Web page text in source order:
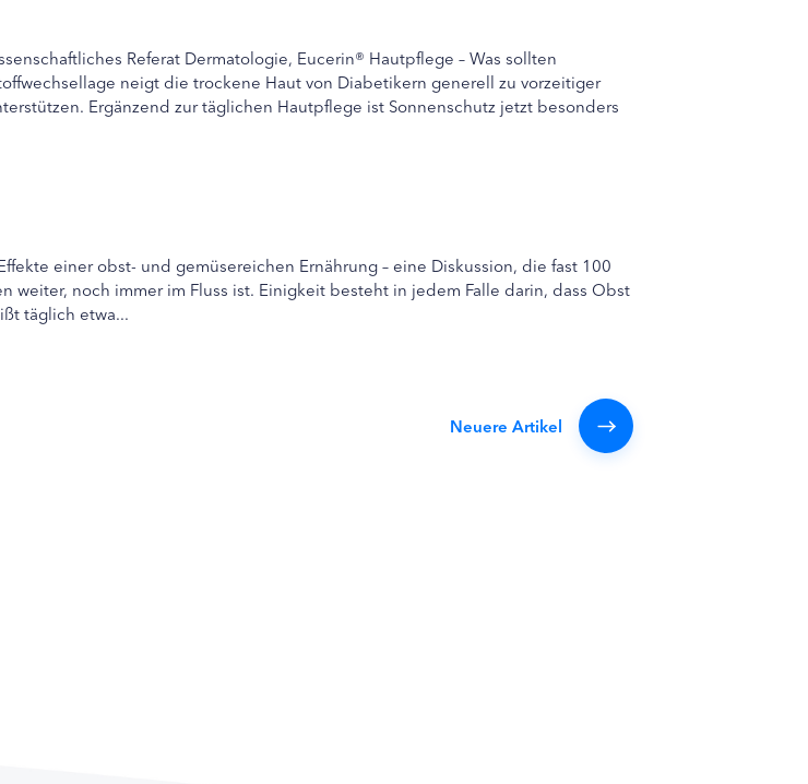
Referat Dermatologie, Eucerin® Hautpflege – Was sollten
neigt die trockene Haut von Diabetikern generell zu vorzeitiger
Ergänzend zur täglichen Hautpflege ist Sonnenschutz jetzt besonders
einer obst- und gemüsereichen Ernährung – eine Diskussion, die fast 100
noch immer im Fluss ist. Einigkeit besteht in jedem Falle darin, dass Obst
täglich etwa...
Neuere Artikel